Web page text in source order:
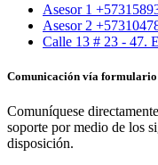
Asesor 1
Asesor 2
Calle 13 # 23 - 47.
Comunicación vía formulario
Comuníquese
soporte por medio de los
disposición.